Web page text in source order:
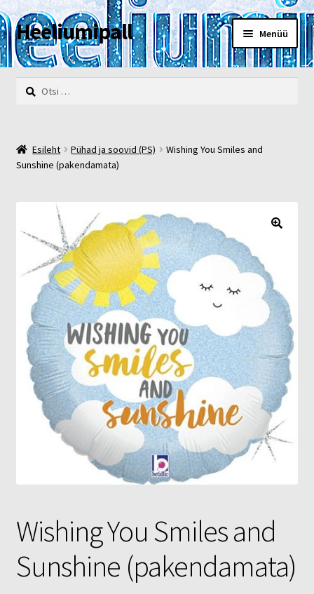
Liigu
navigeerimisele
Liigu
sisu
juurde
Heeliumipall Menüü
Esileht
Kontakt
Müügi- ja privaatsustingimused
Heelium
Õhupallid
Pallikuller
Täname
Otsi:
Esileht Pühad ja soovid (PS)
Wishing You Smiles and
Sunshine (pakendamata)
Wishing You Smiles and
Sunshine (pakendamata)